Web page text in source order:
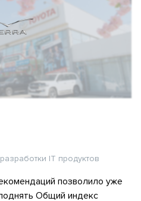
IT продуктов
позволило уже
Общий индекс